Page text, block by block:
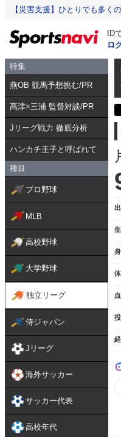
【災害支援】ひとりでも多く
ID
ロ
特集
燕OB 競馬予想挑む/PR
髙津×三浦 監督対談/PR
Jリーグ戦力 徹底分析
ハンカチ王子と呼ばれて
種目
プロ野球
MLB
高校野球
大学野球
独立リーグ
侍ジャパン
Jリーグ
海外サッカー
サッカー代表
高校年代